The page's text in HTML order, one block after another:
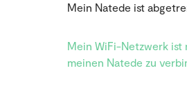
Mein Natede ist
Mein WiFi-Netzwerk ist
meinen Natede zu